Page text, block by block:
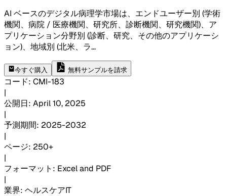
AI ベースのデジタル病理学市場は、エンドユーザー別 (学術
機関、病院 / 医療機関、研究所、診断機関、研究機関)、ア
プリケーション分野別 (診断、研究、その他のアプリケーシ
ョン)、地域別 (北米、ラ...
今すぐ購入 無料サンプルを請求
コード: CMI-183
|
公開日: April 10, 2025
|
予測期間: 2025-2032
|
ページ: 250+
|
フォーマット : Excel and PDF
|
業界: ヘルスケアIT